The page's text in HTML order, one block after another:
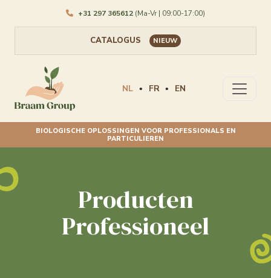
+31 297 365612 (Ma-Vr | 09:00-17:00)
CATALOGUS NIEUW
NL • FR • EN
BIOLOGISCHE OPLOSSINGEN VOOR PROFESSIONALS EN
PARTICULIEREN
Producten
Professioneel